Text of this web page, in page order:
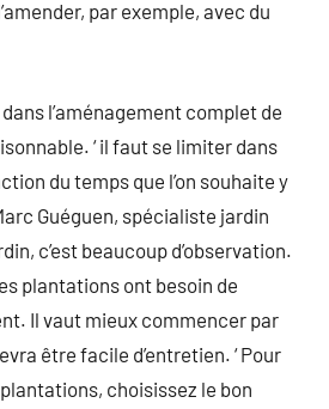
par exemple, avec du
l’aménagement complet de
‘ il faut se limiter dans
du temps que l’on souhaite y
Guéguen, spécialiste jardin
c’est beaucoup d’observation.
plantations ont besoin de
Il vaut mieux commencer par
être facile d’entretien. ‘ Pour
choisissez le bon